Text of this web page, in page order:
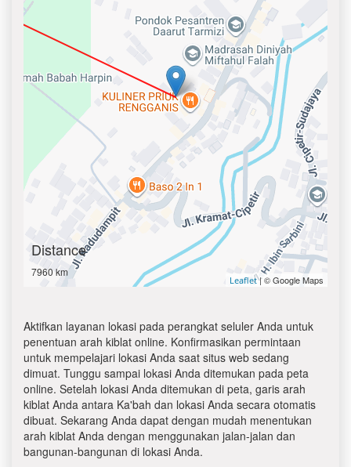
Distance
7960 km
Leaflet| © Google Maps
Aktifkan layanan lokasi pada perangkat seluler Anda untuk
penentuan arah kiblat online. Konfirmasikan permintaan
untuk mempelajari lokasi Anda saat situs web sedang
dimuat. Tunggu sampai lokasi Anda ditemukan pada peta
online. Setelah lokasi Anda ditemukan di peta, garis arah
kiblat Anda antara Ka'bah dan lokasi Anda secara otomatis
dibuat. Sekarang Anda dapat dengan mudah menentukan
arah kiblat Anda dengan menggunakan jalan-jalan dan
bangunan-bangunan di lokasi Anda.